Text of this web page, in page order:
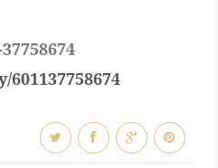
601137758674